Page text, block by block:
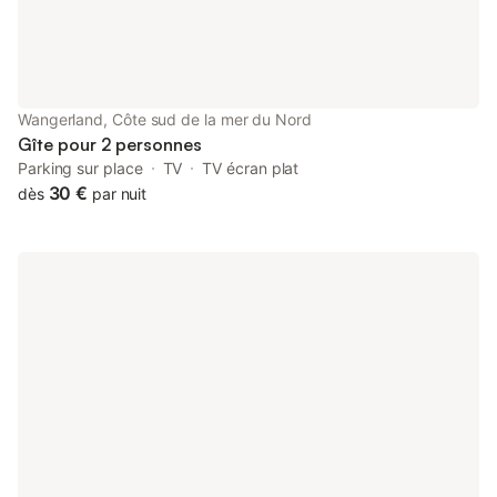
Wangerland, Côte sud de la mer du Nord
Gîte pour 2 personnes
Parking sur place TV
TV écran plat
dès 30 € par nuit